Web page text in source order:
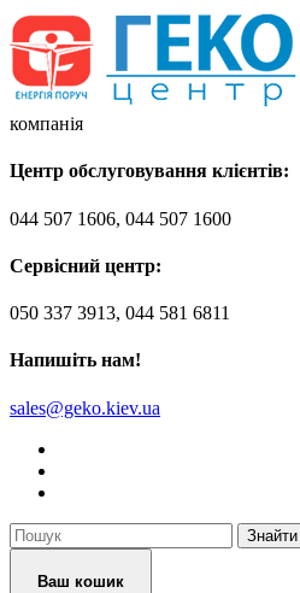
компанія
Центр обслуговування клієнтів:
044 507 1606, 044 507 1600
Сервісний центр:
050 337 3913, 044 581 6811
Напишіть нам!
sales@geko.kiev.ua
Знайти
Ваш кошик